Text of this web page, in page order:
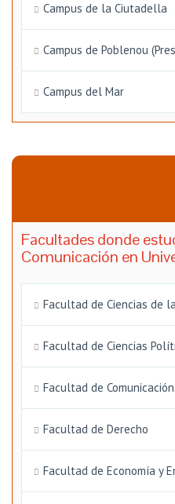
Campus de la Ciutadella
Campus de Poblenou
Campus del Mar
Facultades donde
Comunicación en
Facultad de Ciencias de
Facultad de Ciencias
Facultad de
Facultad de Derecho
Facultad de Economía y